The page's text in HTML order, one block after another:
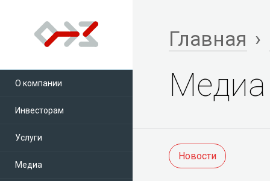
О компании
Инвесторам
Услуги
Медиа
Главная ›
Медиа
Новости